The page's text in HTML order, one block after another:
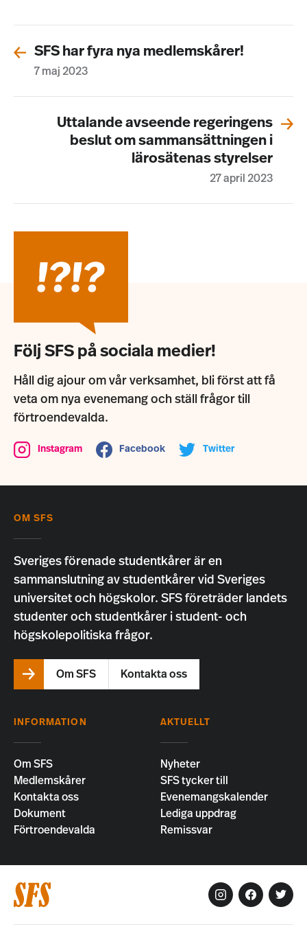
SFS har fyra nya medlemskårer!
7 maj 2023
Uttalande avseende regeringens
beslut om sammansättningen i
lärosätenas styrelser
27 april 2023
Följ SFS på sociala medier!
Håll dig ajour om vår verksamhet, bli först att få
veta om nya evenemang och ställ frågor till
förtroendevalda.
Instagram Facebook Twitter
OM SFS
Sveriges förenade studentkårer är en
sammanslutning av studentkårer vid Sveriges
universitet och högskolor. SFS företräder landets
studenter och studentkårer i student- och
högskolepolitiska frågor.
Om SFS Kontakta oss
INFORMATION
Om SFS
Medlemskårer
Kontakta oss
Dokument
Förtroendevalda
AKTUELLT
Nyheter
SFS tycker till
Evenemangskalender
Lediga uppdrag
Remissvar